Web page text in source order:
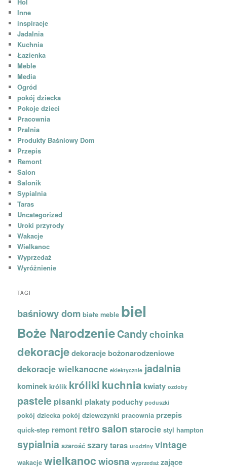
Inne
inspiracje
Jadalnia
Kuchnia
Łazienka
Meble
Media
Ogród
pokój dziecka
Pokoje dzieci
Pracownia
Pralnia
Produkty Baśniowy Dom
Przepis
Remont
Salon
Salonik
Sypialnia
Taras
Uncategorized
Uroki przyrody
Wakacje
Wielkanoc
Wyprzedaż
Wyróżnienie
TAGI
baśniowy dom białe meble biel
Boże NarodzenieCandychoinka
dekoracjedekoracje bożonarodzeniowe
dekoracje wielkanocne eklektycznie jadalnia
kominek królik króliki kuchnia kwiaty ozdoby
pastele pisanki plakatypoduchy poduszki
pokój dziecka pokój dziewczynki pracownia przepis
quick-step remont retro salon starocie styl hampton
sypialnia szarość szarytaras urodziny vintage
wakacje wielkanocwiosna wyprzedaż zające